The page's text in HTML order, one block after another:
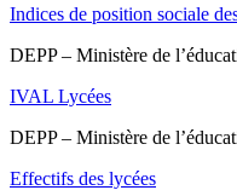
Indices de position sociale
DEPP – Ministère de
IVAL Lycées
DEPP – Ministère de
Effectifs des lycées